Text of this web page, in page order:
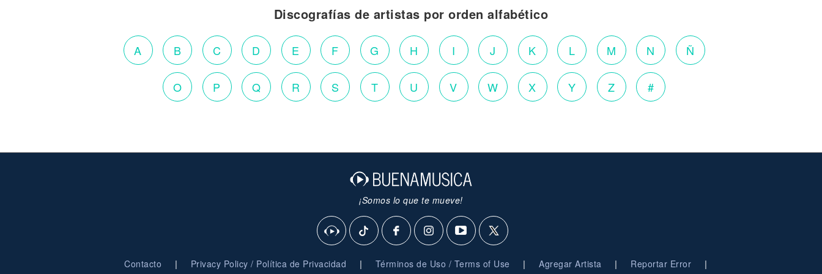
Discografías de artistas por orden alfabético
A B C D E F G H I J K L M N Ñ
O P Q R S T U V W X Y Z #
¡Somos lo que te mueve!
Contacto | Privacy Policy / Política de Privacidad | Términos de Uso / Terms of Use | Agregar Artista | Reportar Error |